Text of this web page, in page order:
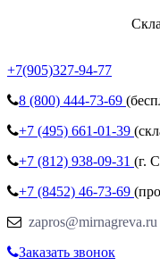
+7(905)327-94-77
8 (800) 444-73-69
+7 (495) 661-01-39
+7 (812) 938-09-31 (г.
+7 (8452) 46-73-69
zapros@mirnagreva.ru
Заказать звонок